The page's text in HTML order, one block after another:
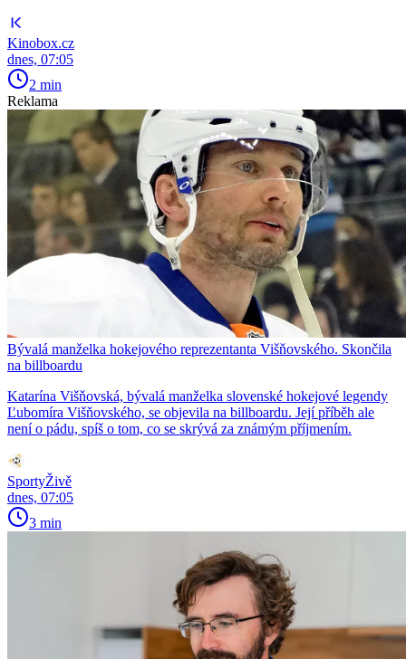
Kinobox.cz
dnes, 07:05
2 min
Reklama
Bývalá manželka hokejového reprezentanta Višňovského. Skončila
na billboardu
Katarína Višňovská, bývalá manželka slovenské hokejové legendy
Ľubomíra Višňovského, se objevila na billboardu. Její příběh ale
není o pádu, spíš o tom, co se skrývá za známým příjmením.
SportyŽivě
dnes, 07:05
3 min